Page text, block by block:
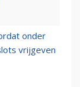
onder
vrijgeven